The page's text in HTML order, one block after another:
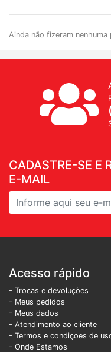
Ainda não fizeram
CADASTRE-SE E
E-MAIL
Acesso rápido
- Trocas e devoluções
- Meus pedidos
- Meus dados
- Atendimento ao cliente
- Termos e condiçoes de
- Onde Estamos